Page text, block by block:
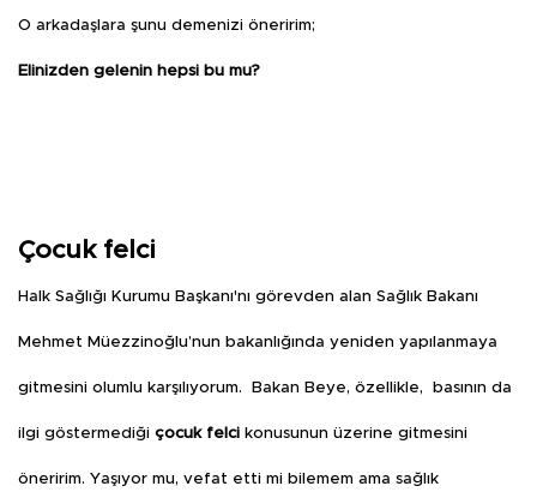
O arkadaşlara şunu demenizi öneririm;
Elinizden gelenin hepsi bu mu?
Çocuk felci
Halk Sağlığı Kurumu Başkanı'nı görevden alan Sağlık Bakanı
Mehmet Müezzinoğlu’nun bakanlığında yeniden yapılanmaya
gitmesini olumlu karşılıyorum. Bakan Beye, özellikle, basının da
ilgi göstermediği çocuk felci konusunun üzerine gitmesini
öneririm. Yaşıyor mu, vefat etti mi bilemem ama sağlık